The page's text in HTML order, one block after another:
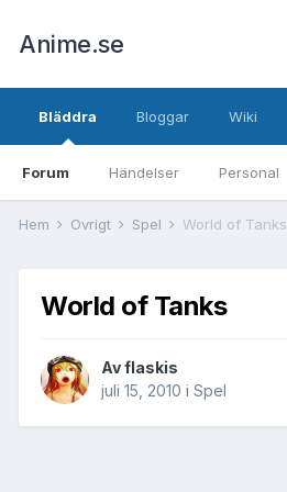
Anime.se
Bläddra
Forum Händelser Personal
Bloggar Wiki
Hem Övrigt Spel World of Tanks
World of Tanks
Avflaskis
juli 15, 2010 i Spel